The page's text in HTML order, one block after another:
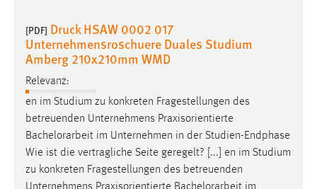
[PDF] Druck HSAW 0002 017
Unternehmensroschuere Duales Studium
Amberg 210x210mm WMD
Relevanz:
en im Studium zu konkreten Fragestellungen des
betreuenden Unternehmens Praxisorientierte
Bachelorarbeit im Unternehmen in der Studien-Endphase
Wie ist die vertragliche Seite geregelt? [...] en im Studium
zu konkreten Fragestellungen des betreuenden
24 Stunden
STATISTIK
Statistik Cookies erfassen Informationen anonym.
Diese Informationen helfen uns zu verstehen, wie
unsere Besucher unsere Website nutzen.
Matomo